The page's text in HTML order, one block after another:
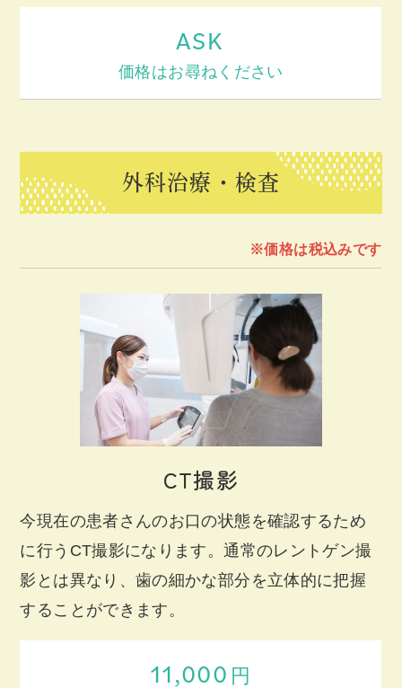
ASK
価格はお尋ねください
外科治療・検査
※価格は税込みです
CT撮影
今現在の患者さんのお口の状態を確認するため
に行うCT撮影になります。通常のレントゲン撮
影とは異なり、歯の細かな部分を立体的に把握
することができます。
11,000 円